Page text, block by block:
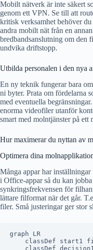
Mobilt nätverk är inte säkert
genom ett VPN. Se till att
kritisk verksamhet behöver
andra mobilt nät från en
bredbandsanslutning om den
undvika driftstopp.
Utbilda personalen i den nya
En ny teknik fungerar bara
ni byter. Prata om fördelarna
med eventuella
enorma videofiler utanför
smart med molntjänster på ett
Hur maximerar du nyttan av
Optimera dina
Många appar har
i Office-appar så du kan
synkringsfrekvensen för
lättare filformat när det går.
filer. Små justeringar ger stor
graph LR
classDef start1
classDef